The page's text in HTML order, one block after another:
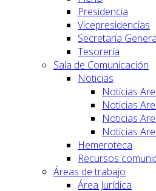
Presidencia
Vicepresidencias
Secretaría
Tesorería
Sala de Comunicación
Noticias
Noticias
Noticias
Noticias
Noticias
Hemeroteca
Recursos
Áreas de trabajo
Área Jurídica